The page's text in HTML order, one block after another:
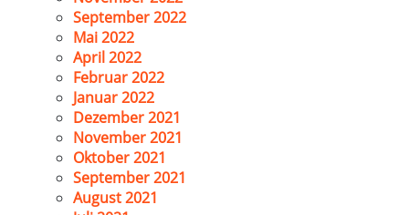
September 2022
Mai 2022
April 2022
Februar 2022
Januar 2022
Dezember 2021
November 2021
Oktober 2021
September 2021
August 2021